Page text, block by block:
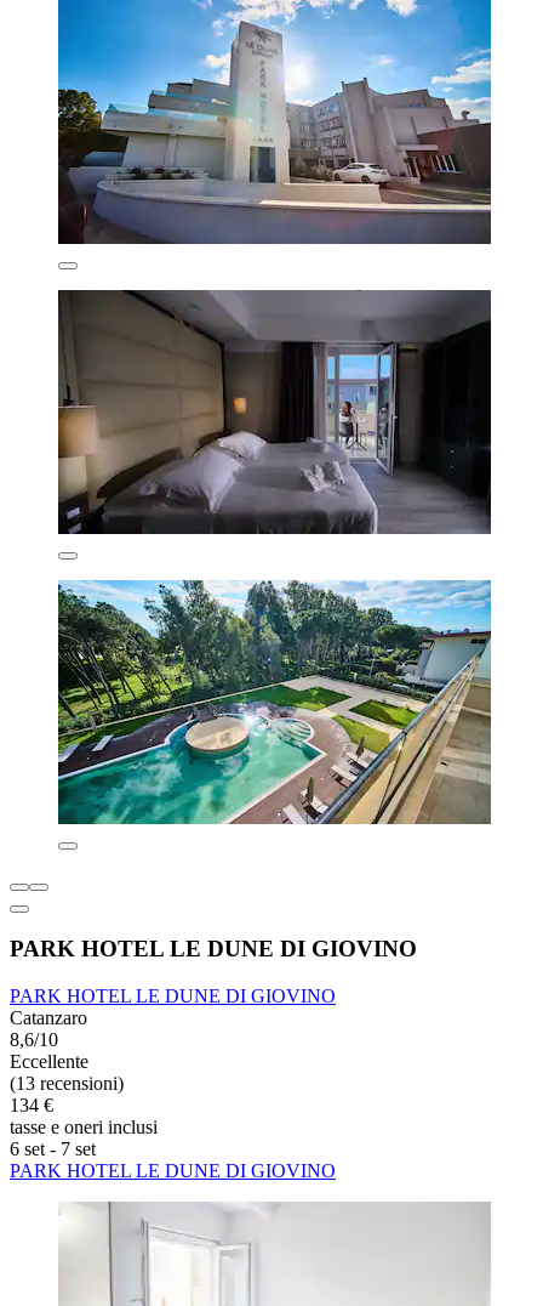
PARK HOTEL LE DUNE DI GIOVINO
PARK HOTEL LE DUNE DI GIOVINO
Catanzaro
8,6/10
Eccellente
(13 recensioni)
134 €
tasse e oneri inclusi
6 set - 7 set
PARK HOTEL LE DUNE DI GIOVINO